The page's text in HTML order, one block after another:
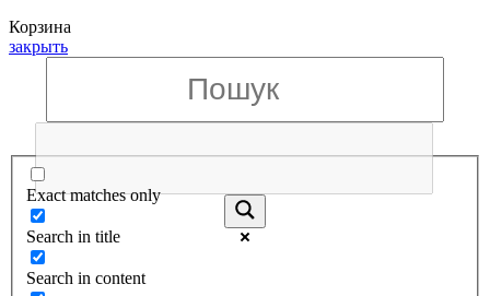
Корзина
закрыть
Exact matches only
Search in title
Search in content